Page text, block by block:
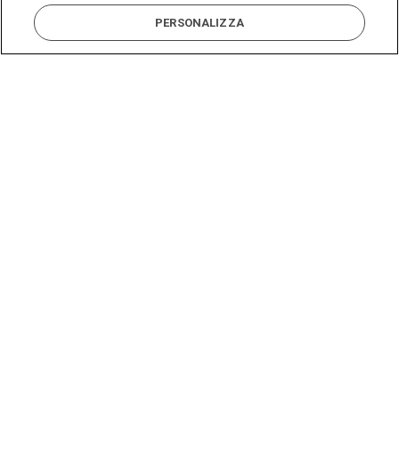
Scegli il tuo percorso
PERSONALIZZA